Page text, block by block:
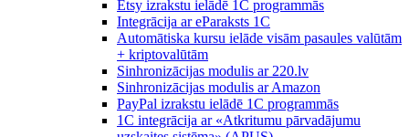
Etsy izrakstu ielādē 1C programmās
Integrācija ar eParaksts 1C
Automātiska kursu ielāde visām pasaules valūtām
+ kriptovalūtām
Sinhronizācijas modulis ar 220.lv
Sinhronizācijas modulis ar Amazon
PayPal izrakstu ielādē 1C programmās
1C integrācija ar «Atkritumu pārvadājumu